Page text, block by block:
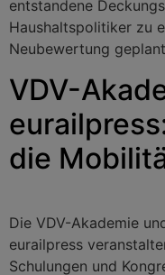
entstandene
Haushaltspolitiker zu
Neubewertung
VDV-
die
Die VDV-Akademie
eurailpress
Schulungen und